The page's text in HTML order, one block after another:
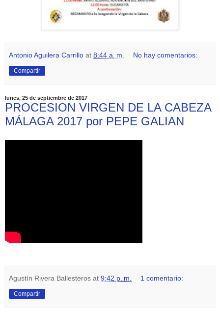
Antonio Aguilera Carrillo at 8:44 a. m. No hay comentarios:
Compartir
lunes, 25 de septiembre de 2017
PROCESION VIRGEN DE LA CABEZA
MÁLAGA 2017 por PEPE GALIAN
Agustín Rivera Ballesteros at 9:42 p. m. 1 comentario:
Compartir